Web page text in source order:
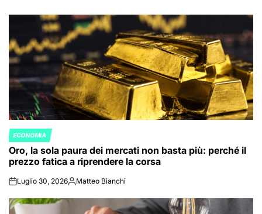
POSTED
IN
ECONOMIA
Oro, la sola paura dei mercati non basta più: perché il
prezzo fatica a riprendere la corsa
onLuglio 30, 2026Posted
Matteo Bianchi